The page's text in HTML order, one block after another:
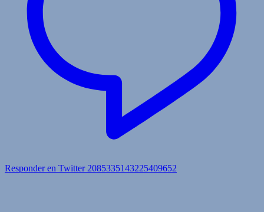
Responder en Twitter 2085335143225409652